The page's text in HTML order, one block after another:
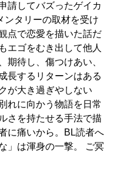
請してバズったゲイカ
ンタリーの取材を受け
点で恋愛を描いた話だ
エゴをむき出して他人
期待し、傷つけあい、
長するリターンはある
が大き過ぎやしない
れに向かう物語を日常
さを持たせる手法で描
に痛いから。BL読者へ
」は渾身の一撃。 ご冥